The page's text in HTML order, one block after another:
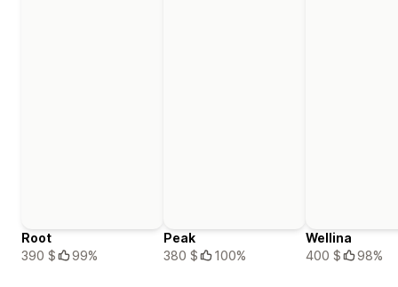
Root
390 $
99%
Peak
380 $
100%
Wellina
400 $
98%